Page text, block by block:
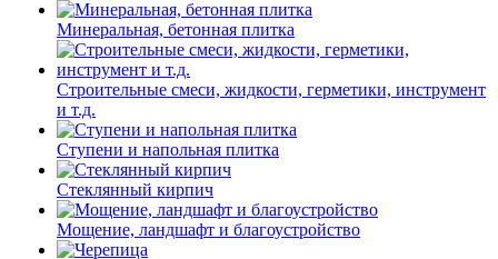
Минеральная, бетонная плитка
Строительные смеси, жидкости, герметики, инструмент
и т.д.
Ступени и напольная плитка
Cтеклянный кирпич
Мощение, ландшафт и благоустройство